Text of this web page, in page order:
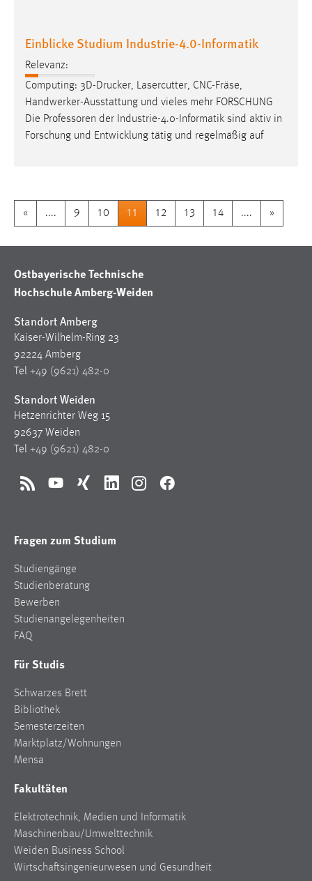
Einblicke Studium Industrie-4.0-Informatik
Relevanz:
Computing: 3D-Drucker, Lasercutter, CNC-Fräse,
Handwerker-Ausstattung und vieles mehr FORSCHUNG
Die Professoren der Industrie-4.0-Informatik sind aktiv in
Forschung und Entwicklung tätig und regelmäßig auf
« .... 9 10 11 12 13 14 .... »
Ostbayerische Technische
Hochschule Amberg-Weiden
Standort Amberg
Kaiser-Wilhelm-Ring 23
92224 Amberg
Tel +49 (9621) 482-0
Standort Weiden
Hetzenrichter Weg 15
92637 Weiden
Tel +49 (9621) 482-0
RSS YouTubeXing LinkedInInstagramFacebook
Fragen zum Studium
Studiengänge
Studienberatung
Bewerben
Studienangelegenheiten
FAQ
Für Studis
Schwarzes Brett
Bibliothek
Semesterzeiten
Marktplatz/Wohnungen
Mensa
Fakultäten
Elektrotechnik, Medien und Informatik
Maschinenbau/Umwelttechnik
Weiden Business School
Wirtschaftsingenieurwesen und Gesundheit